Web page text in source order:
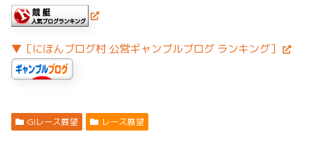
▼［にほんブログ村 公営ギャンブルブログ ランキング］
GIレース展望 レース展望